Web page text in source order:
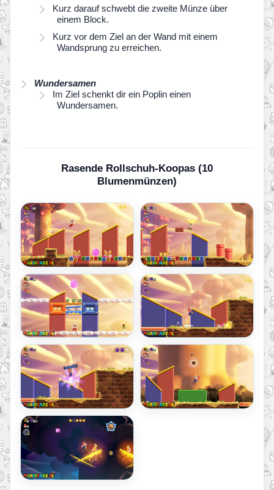
Kurz darauf schwebt die zweite Münze über
einem Block.
Kurz vor dem Ziel an der Wand mit einem
Wandsprung zu erreichen.
Wundersamen
Im Ziel schenkt dir ein Poplin einen
Wundersamen.
Rasende Rollschuh-Koopas (10
Blumenmünzen)